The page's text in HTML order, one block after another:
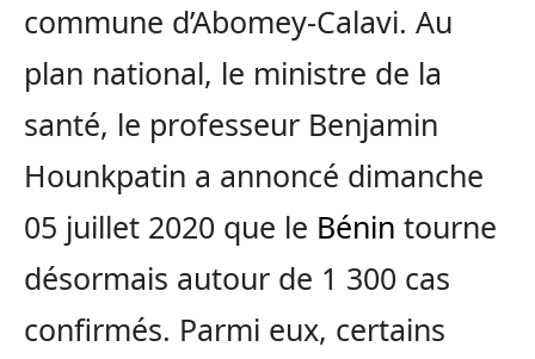
commune d’Abomey-Calavi. Au
plan national, le ministre de la
santé, le professeur Benjamin
Hounkpatin a annoncé dimanche
05 juillet 2020 que le Bénin tourne
désormais autour de 1 300 cas
confirmés. Parmi eux, certains